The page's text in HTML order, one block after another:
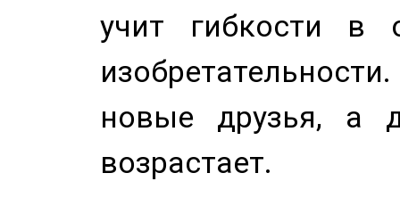
учит гибкости в
новые друзья, а
возрастает.